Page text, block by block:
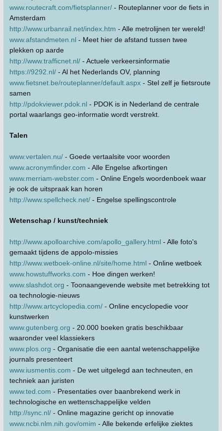
www.routecraft.com/fietsplanner/ - Routeplanner voor de fiets in
Amsterdam
http://www.urbanrail.net/index.htm - Alle metrolijnen ter wereld!
www.afstandmeten.nl - Meet hier de afstand tussen twee
plekken op aarde
http://www.trafficnet.nl/ - Actuele verkeersinformatie
https://9292.nl/ - Al het Nederlands OV, planning
www.fietsnet.be/routeplanner/default.aspx - Stel zelf je fietsroute
samen
http://pdokviewer.pdok.nl - PDOK is in Nederland de centrale
portal waarlangs geo-informatie wordt verstrekt.
Talen
www.vertalen.nu/ - Goede vertaalsite voor woorden
www.acronymfinder.com - Alle Engelse afkortingen
www.merriam-webster.com - Online Engels woordenboek waar
je ook de uitspraak kan horen
http://www.spellcheck.net/ - Engelse spellingscontrole
Wetenschap / kunst/techniek
http://www.apolloarchive.com/apollo_gallery.html - Alle foto's
gemaakt tijdens de appolo-missies
http://www.wetboek-online.nl/site/home.html - Online wetboek
www.howstuffworks.com - Hoe dingen werken!
www.slashdot.org - Toonaangevende website met betrekking tot
oa technologie-nieuws
http://www.artcyclopedia.com/ - Online encyclopedie voor
kunstwerken
www.gutenberg.org - 20.000 boeken gratis beschikbaar
waaronder veel klassiekers
www.plos.org - Organisatie die een aantal wetenschappelijke
journals presenteert
www.iusmentis.com - De wet uitgelegd aan techneuten, en
techniek aan juristen
www.ted.com - Presentaties over baanbrekend werk in
technologische en wettenschappelijke velden
http://sync.nl/ - Online magazine gericht op innovatie
www.ncbi.nlm.nih.gov/omim - Alle bekende erfelijke ziektes